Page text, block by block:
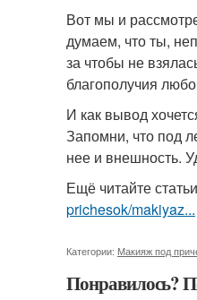
Вот мы и
думаем, что ты,
за чтобы не
благополучия
И как вывод
Запомни, что под
нее и внешность.
Ещё читайте
prichesok/makiyaz...
Категории: Макияж под
Понравилось?